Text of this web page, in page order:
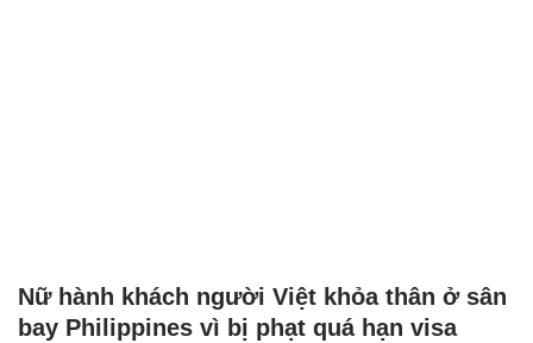
Nữ hành khách người Việt khỏa thân ở sân
bay Philippines vì bị phạt quá hạn visa